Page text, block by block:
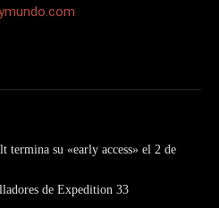
termina su «early access» el 2 de
de Expedition 33